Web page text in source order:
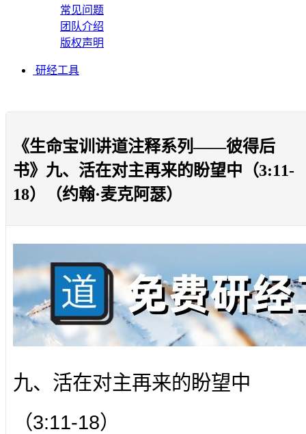
常见问题
团队介绍
版权声明
研经工具
《生命宝训讲道注释系列——彼得后
书》九、活在对主再来的盼望中（3:11-
18）（约翰·麦克阿瑟）
九、活在对主再来的盼望中
（3:11-18）